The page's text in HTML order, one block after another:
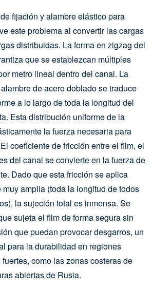
fijación y alambre elástico para
este problema al convertir las cargas
distribuidas. La forma en zigzag del
que se establezcan múltiples
metro lineal dentro del canal. La
de acero doblado se traduce
a lo largo de toda la longitud del
Esta distribución uniforme de la
la fuerza necesaria para
coeficiente de fricción entre el film, el
del canal se convierte en la fuerza de
Dado que esta fricción se aplica
amplia (toda la longitud de todos
la sujeción total es inmensa. Se
sujeta el film de forma segura sin
que puedan provocar desgarros, un
para la durabilidad en regiones
como las zonas costeras de
abiertas de Rusia.